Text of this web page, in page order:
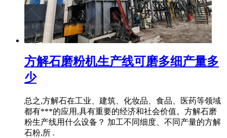
方解石磨粉机生产线可磨多细产量多
少
总之,方解石在工业、建筑、化妆品、食品、医药等领域
都有***的应用,具有重要的经济和社会价值。方解石磨
粉生产线用什么设备？ 加工不同细度、不同产量的方解
石粉,所 .